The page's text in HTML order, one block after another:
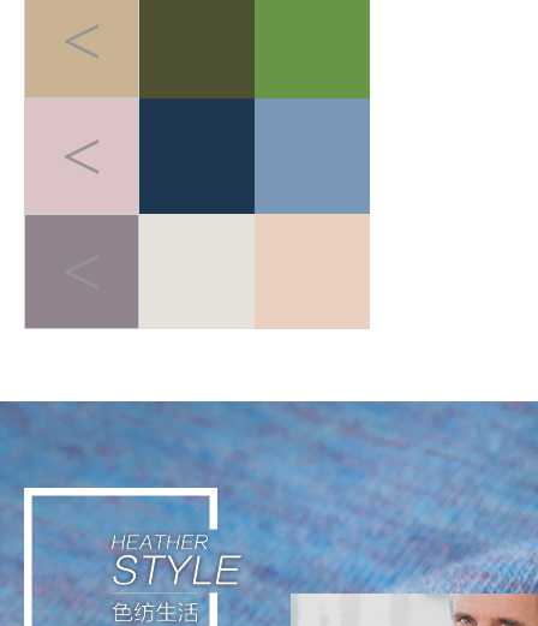
轻运动不挑战极限，而是通
过日常低强度活动实现能量
补给。这种理念让运动回归
生活本身，在细微处滋养身
心。
<
<